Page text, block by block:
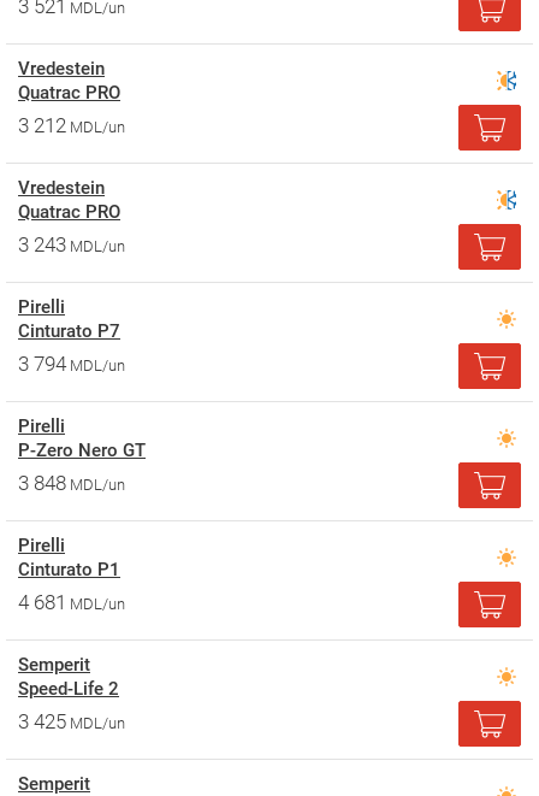
3 521 MDL/un
Vredestein
Quatrac PRO
3 212 MDL/un
Vredestein
Quatrac PRO
3 243 MDL/un
Pirelli
Cinturato P7
3 794 MDL/un
Pirelli
P-Zero Nero GT
3 848 MDL/un
Pirelli
Cinturato P1
4 681 MDL/un
Semperit
Speed-Life 2
3 425 MDL/un
Semperit